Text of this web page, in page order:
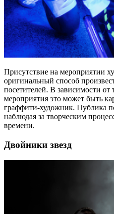
Присутствие на мероприятии
оригинальный способ
посетителей. В зависимости от
мероприятия это может быть
граффити-художник. Публика
наблюдая за творческим
времени.
Двойники звезд